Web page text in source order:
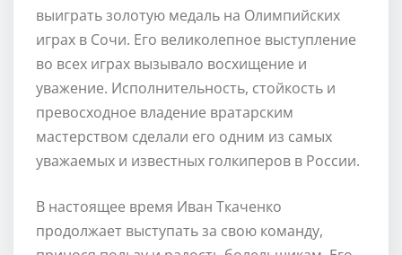
выиграть золотую медаль на Олимпийских
играх в Сочи. Его великолепное выступление
во всех играх вызывало восхищение и
уважение. Исполнительность, стойкость и
превосходное владение вратарским
мастерством сделали его одним из самых
уважаемых и известных голкиперов в России.
В настоящее время Иван Ткаченко
продолжает выступать за свою команду,